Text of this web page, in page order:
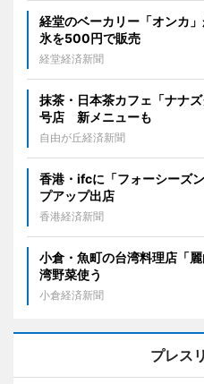
経堂のベーカリー「オンカ
氷を500円で販売
経堂経済新聞
抹茶・日本茶カフェ「ナナ
号店 新メニューも
自由が丘経済新聞
香港・ifcに「フォーシーズ
プアップ出店
香港経済新聞
小倉・魚町の台湾料理店「
湾野菜使う
小倉経済新聞
プレス